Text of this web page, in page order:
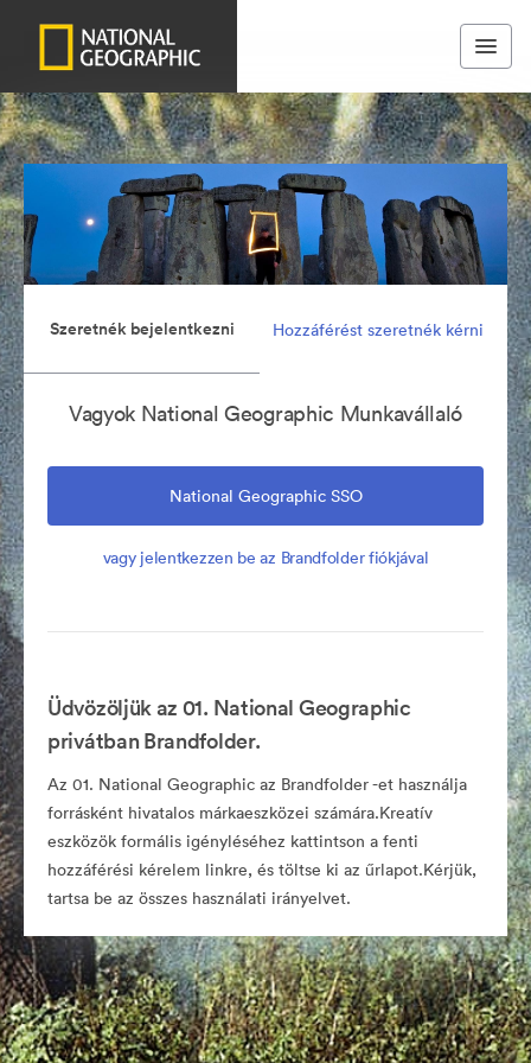
Szeretnék bejelentkezni Hozzáférést szeretnék kérni
Vagyok National Geographic Munkavállaló
National Geographic SSO
vagy jelentkezzen be az Brandfolder fiókjával
Üdvözöljük az 01. National Geographic
privátban Brandfolder.
Az 01. National Geographic az Brandfolder -et használja
forrásként hivatalos márkaeszközei számára.Kreatív
eszközök formális igényléséhez kattintson a fenti
hozzáférési kérelem linkre, és töltse ki az űrlapot.Kérjük,
tartsa be az összes használati irányelvet.